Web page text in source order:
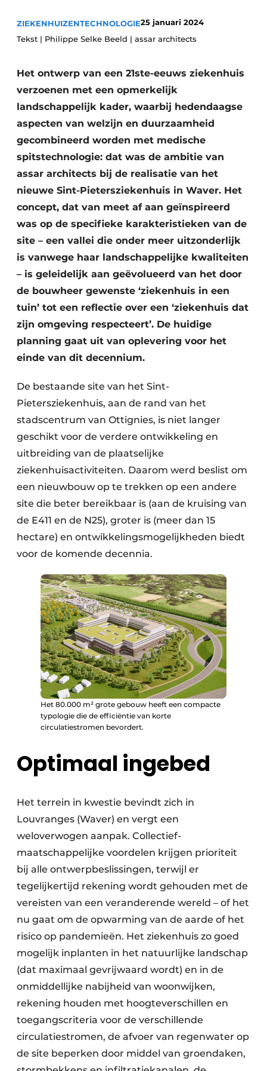
Privacy / Cookie statement
Vacature aanmelden
Video’s
Laboratoria
ZIEKENHUIZENTECHNOLOGIE25 januari 2024
Tekst | Philippe Selke Beeld | assar architects
Het ontwerp van een 21ste-eeuws ziekenhuis
verzoenen met een opmerkelijk
landschappelijk kader, waarbij hedendaagse
aspecten van welzijn en duurzaamheid
gecombineerd worden met medische
spitstechnologie: dat was de ambitie van
assar architects bij de realisatie van het
nieuwe Sint-Pietersziekenhuis in Waver. Het
concept, dat van meet af aan geïnspireerd
was op de specifieke karakteristieken van de
site – een vallei die onder meer uitzonderlijk
is vanwege haar landschappelijke kwaliteiten
– is geleidelijk aan geëvolueerd van het door
de bouwheer gewenste ‘ziekenhuis in een
tuin’ tot een reflectie over een ‘ziekenhuis dat
zijn omgeving respecteert’. De huidige
planning gaat uit van oplevering voor het
einde van dit decennium.
De bestaande site van het Sint-
Pietersziekenhuis, aan de rand van het
stadscentrum van Ottignies, is niet langer
geschikt voor de verdere ontwikkeling en
uitbreiding van de plaatselijke
ziekenhuisactiviteiten. Daarom werd beslist om
een nieuwbouw op te trekken op een andere
site die beter bereikbaar is (aan de kruising van
de E411 en de N25), groter is (meer dan 15
hectare) en ontwikkelingsmogelijkheden biedt
voor de komende decennia.
Het 80.000 m² grote gebouw heeft een compacte
typologie die de efficiëntie van korte
circulatiestromen bevordert.
Optimaal ingebed
Het terrein in kwestie bevindt zich in
Louvranges (Waver) en vergt een
weloverwogen aanpak. Collectief-
maatschappelijke voordelen krijgen prioriteit
bij alle ontwerpbeslissingen, terwijl er
tegelijkertijd rekening wordt gehouden met de
vereisten van een veranderende wereld – of het
nu gaat om de opwarming van de aarde of het
risico op pandemieën. Het ziekenhuis zo goed
mogelijk inplanten in het natuurlijke landschap
(dat maximaal gevrijwaard wordt) en in de
onmiddellijke nabijheid van woonwijken,
rekening houden met hoogteverschillen en
toegangscriteria voor de verschillende
circulatiestromen, de afvoer van regenwater op
de site beperken door middel van groendaken,